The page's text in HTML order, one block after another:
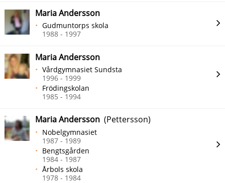
Maria Andersson
Gudmuntorps skola
1988 - 1997
Maria Andersson
Vårdgymnasiet Sundsta
1996 - 1999
Frödingskolan
1985 - 1994
Maria Andersson (Pettersson)
Nobelgymnasiet
1987 - 1989
Bengtsgården
1984 - 1987
Årbols skola
1978 - 1984